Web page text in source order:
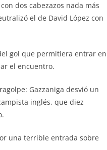
dos cabezazos nada más
el de David López con
gol que permitiera entrar en
el encuentro.
Gazzaniga desvió un
inglés, que diez
una terrible entrada sobre